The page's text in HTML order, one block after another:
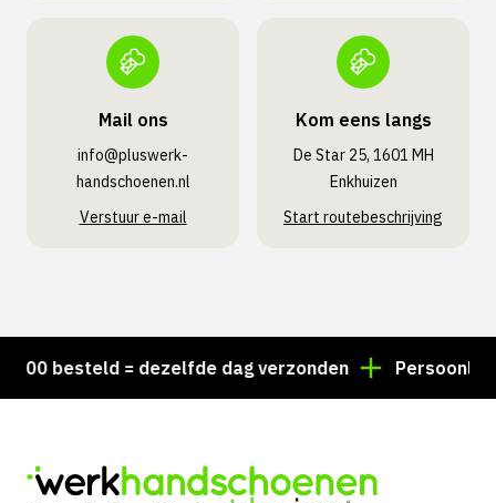
Mail ons
info@pluswerk­
handschoenen.nl
Verstuur e-mail
Kom eens langs
De Star 25, 1601 MH
Enkhuizen
Start routebeschrijving
besteld = dezelfde dag verzonden Persoonlijk